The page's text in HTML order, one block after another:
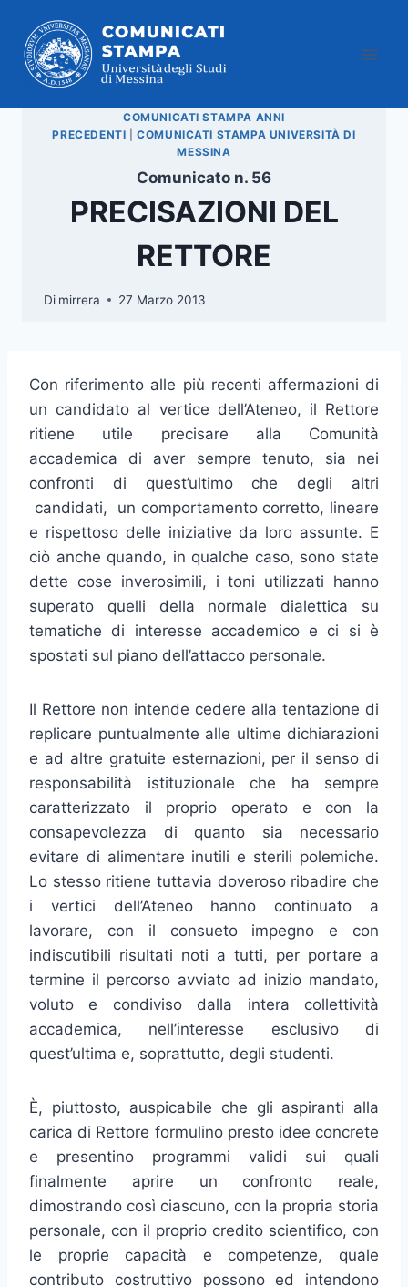
contenuto
COMUNICATI STAMPA ANNI
PRECEDENTI |COMUNICATI STAMPA UNIVERSITÀ DI
MESSINA
Comunicato n. 56
PRECISAZIONI DEL
RETTORE
Di mirrera 27 Marzo 2013
Con riferimento alle più recenti affermazioni di
un candidato al vertice dell’Ateneo, il Rettore
ritiene utile precisare alla Comunità
accademica di aver sempre tenuto, sia nei
confronti di quest’ultimo che degli altri
candidati, un comportamento corretto, lineare
e rispettoso delle iniziative da loro assunte. E
ciò anche quando, in qualche caso, sono state
dette cose inverosimili, i toni utilizzati hanno
superato quelli della normale dialettica su
tematiche di interesse accademico e ci si è
spostati sul piano dell’attacco personale.
Il Rettore non intende cedere alla tentazione di
replicare puntualmente alle ultime dichiarazioni
e ad altre gratuite esternazioni, per il senso di
responsabilità istituzionale che ha sempre
caratterizzato il proprio operato e con la
consapevolezza di quanto sia necessario
evitare di alimentare inutili e sterili polemiche.
Lo stesso ritiene tuttavia doveroso ribadire che
i vertici dell’Ateneo hanno continuato a
lavorare, con il consueto impegno e con
indiscutibili risultati noti a tutti, per portare a
termine il percorso avviato ad inizio mandato,
voluto e condiviso dalla intera collettività
accademica, nell’interesse esclusivo di
quest’ultima e, soprattutto, degli studenti.
È, piuttosto, auspicabile che gli aspiranti alla
carica di Rettore formulino presto idee concrete
e presentino programmi validi sui quali
finalmente aprire un confronto reale,
dimostrando così ciascuno, con la propria storia
personale, con il proprio credito scientifico, con
le proprie capacità e competenze, quale
contributo costruttivo possono ed intendono